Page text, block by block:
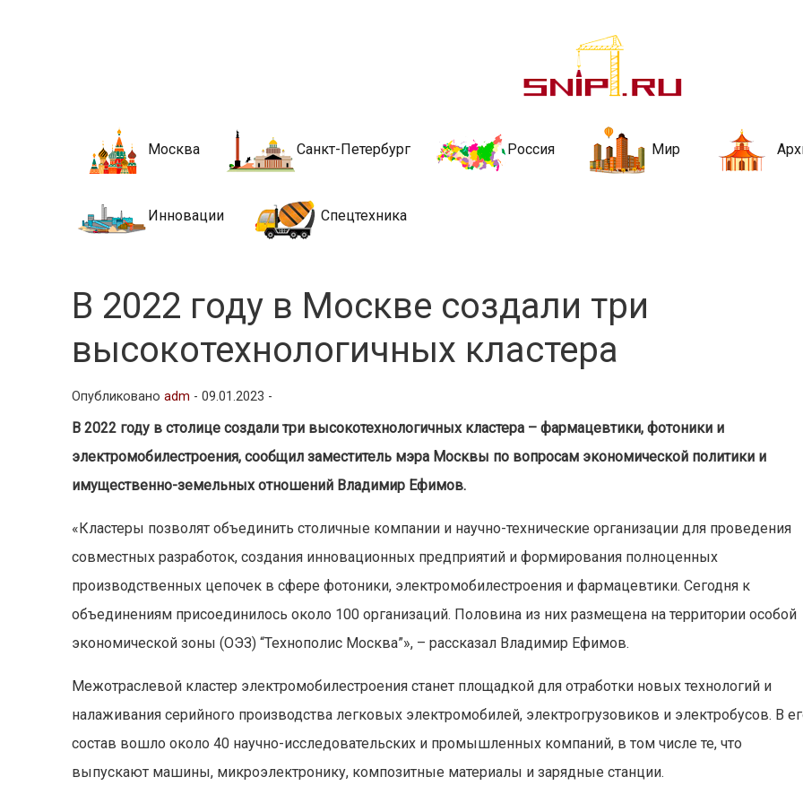
Новости строительства и
стройкой рубрики
Москва Санкт-Петербург Россия Мир
Инновации Спецтехника
В 2022 году в Москве создали три
высокотехнологичных кластера
Опубликованоadm -09.01.2023 -
В 2022 году в столице создали три высокотехнологичных кластера – фармацевтики, фотоники и
электромобилестроения, сообщил заместитель мэра Москвы по вопросам экономической политики и
имущественно-земельных отношений Владимир Ефимов.
«Кластеры позволят объединить столичные компании и научно-технические организации для проведения
совместных разработок, создания инновационных предприятий и формирования полноценных
производственных цепочек в сфере фотоники, электромобилестроения и фармацевтики. Сегодня к
объединениям присоединилось около 100 организаций. Половина из них размещена на территории особой
экономической зоны (ОЭЗ) “Технополис Москва”», – рассказал Владимир Ефимов.
Межотраслевой кластер электромобилестроения станет площадкой для отработки новых технологий и
налаживания серийного производства легковых электромобилей, электрогрузовиков и электробусов. В
состав вошло около 40 научно-исследовательских и промышленных компаний, в том числе те, что
выпускают машины, микроэлектронику, композитные материалы и зарядные станции.